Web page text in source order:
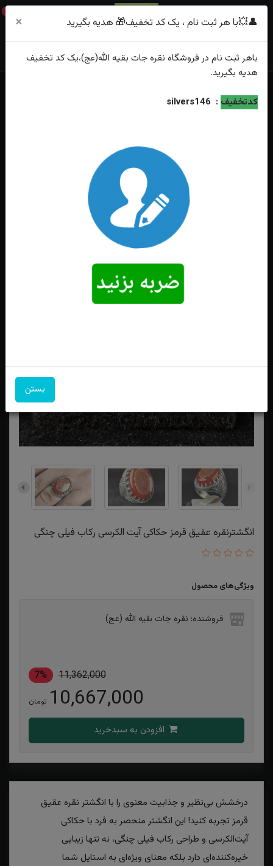
0
خانه
فهرست محصولات
انگشترنقره عقیق قرمز حکاکی آیت الکرسی رکاب فیلی چنگی
انگشترنقره عقیق قرمز حکاکی آیت الکرسی رکاب فیلی چنگی
ویژگی‌های محصول
فروشنده: نقره جات بقیه الله (عج)
11,362,000
7%
10,667,000 تومان
درخشش بی‌نظیر و جذابیت معنوی را با انگشتر نقره عقیق
قرمز تجربه کنید! این انگشتر منحصر به فرد با حکاکی
آیت‌الکرسی و طراحی رکاب فیلی چنگی، نه تنها زیبایی
خیره‌کننده‌ای دارد بلکه معنای ویژه‌ای به استایل شما
👤💥با هر ثبت نام ، یک کد تخفیف🎁 هدیه بگیرید ×
باهر ثبت نام در فروشگاه نقره جات بقیه الله(عج)،یک کد تخفیف
هدیه بگیرید.
کدتخفیف :
silvers146
بستن